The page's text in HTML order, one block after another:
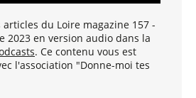
articles du Loire magazine 157 -
2023 en version audio dans la
. Ce contenu vous est
l'association "Donne-moi tes